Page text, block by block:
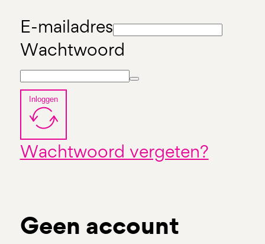
E-mailadres
Wachtwoord
Inloggen
Wachtwoord vergeten?
Geen account